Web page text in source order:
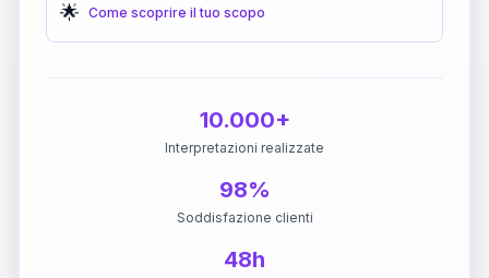
🌟 Come scoprire il tuo scopo
10.000+
Interpretazioni realizzate
98%
Soddisfazione clienti
48h